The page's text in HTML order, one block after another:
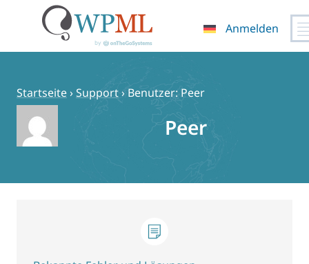
springen
Anmelden
Startseite›Support› Benutzer: Peer
Peer